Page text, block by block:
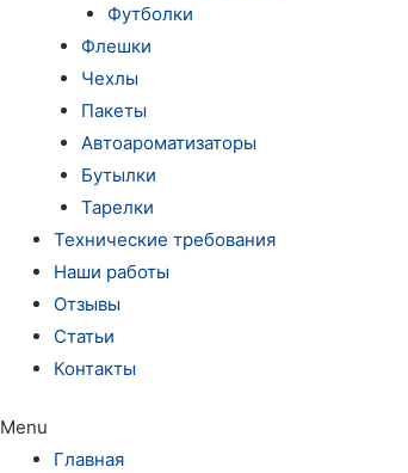
Футболки
Флешки
Чехлы
Пакеты
Автоароматизаторы
Бутылки
Тарелки
Технические требования
Наши работы
Отзывы
Статьи
Контакты
Menu
Главная